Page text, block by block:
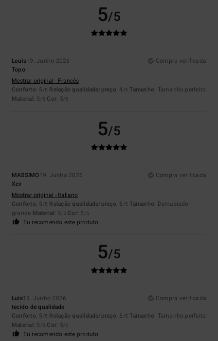
5/5
Louis19. Junho 2026
Compra verificada
Topo
Mostrar original - Francês
Conforto: 5 /5 Relação qualidade/preço: 4 /5 Tamanho: Tamanho perfeito
Material: 5 /5 Cor: 5/5
5/5
MASSIMO19. Junho 2026
Compra verificada
Xcv
Mostrar original - Italiano
Conforto: 5 /5 Relação qualidade/preço: 5 /5 Tamanho: Demasiado
grande Material: 5/5 Cor: 5 /5
Eu recomendo este produto
5/5
Luis18. Junho 2026
Compra verificada
tecido de qualidade
Conforto: 5 /5 Relação qualidade/preço: 5 /5 Tamanho: Tamanho perfeito
Material: 5 /5 Cor: 5/5
Eu recomendo este produto